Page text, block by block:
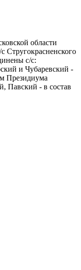
области
Стругокрасненского
с/с:
и Чубаревский -
Президиума
Павский - в состав